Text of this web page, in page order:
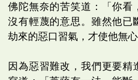
佛陀無奈的苦笑道：「你看
沒有輕蔑的意思。雖然他已
劫來的惡口習氣，才使他無心
因為惡習難改，我們更要精